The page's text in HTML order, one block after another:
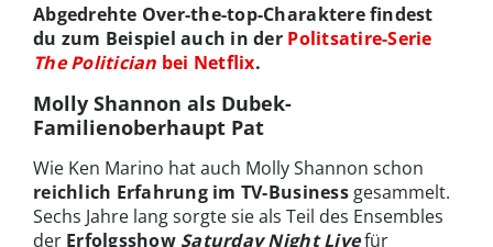
Abgedrehte Over-the-top-Charaktere findest
du zum Beispiel auch in der Politsatire-Serie
The Politician bei Netflix.
Molly Shannon als Dubek-
Familienoberhaupt Pat
Wie Ken Marino hat auch Molly Shannon schon
reichlich Erfahrung im TV-Businessgesammelt.
Sechs Jahre lang sorgte sie als Teil des Ensembles
der Erfolgsshow Saturday Night Livefür